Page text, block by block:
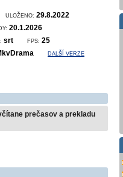
ULOŽENO: 29.8.2022
20.1.2026
srt FPS: 25
DALŠÍ VERZE
prečasov a prekladu